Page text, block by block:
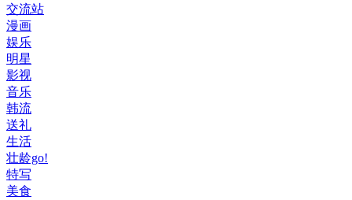
交流站
漫画
娱乐
明星
影视
音乐
韩流
送礼
生活
壮龄go!
特写
美食